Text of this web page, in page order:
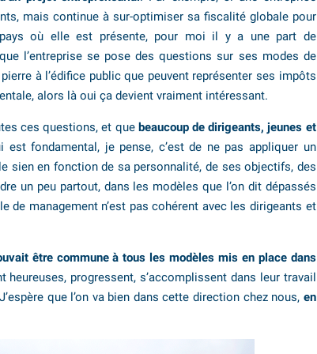
mais continue à sur-optimiser sa fiscalité globale pour
où elle est présente, pour moi il y a une part de
l’entreprise se pose des questions sur ses modes de
à l’édifice public que peuvent représenter ses impôts
alors là oui ça devient vraiment intéressant.
ces questions, et que beaucoup de dirigeants, jeunes et
est fondamental, je pense, c’est de ne pas appliquer un
sien en fonction de sa personnalité, de ses objectifs, des
un peu partout, dans les modèles que l’on dit dépassés
management n’est pas cohérent avec les dirigeants et
être commune à tous les modèles mis en place dans
progressent, s’accomplissent dans leur travail
que l’on va bien dans cette direction chez nous, en